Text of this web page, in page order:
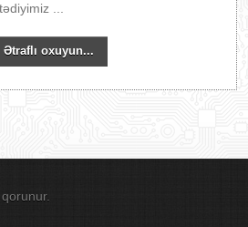
...
Ətraflı oxuyun...